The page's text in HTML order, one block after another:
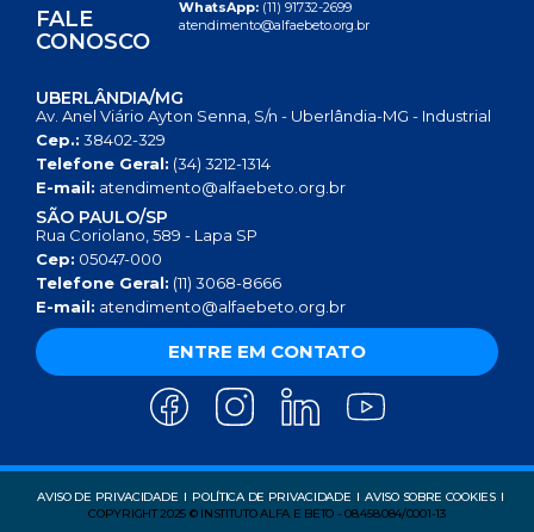
FALE
CONOSCO
WhatsApp: (11) 91732-2699
atendimento@alfaebeto.org.br
UBERLÂNDIA/MG
Av. Anel Viário Ayton Senna, S/n - Uberlândia-MG - Industrial
Cep.: 38402-329
Telefone Geral: (34) 3212-1314
E-mail: atendimento@alfaebeto.org.br
SÃO PAULO/SP
Rua Coriolano, 589 - Lapa SP
Cep: 05047-000
Telefone Geral: (11) 3068-8666
E-mail: atendimento@alfaebeto.org.br
ENTRE EM CONTATO
AVISO DE PRIVACIDADE POLÍTICA DE PRIVACIDADE
AVISO SOBRE COOKIES
COPYRIGHT 2025 © INSTITUTO ALFA E BETO - 08.458.084/0001-13